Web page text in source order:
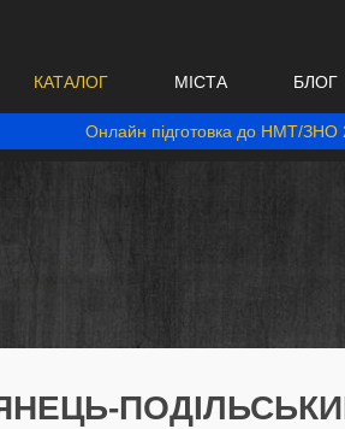
КАТАЛОГ МІСТА БЛОГ
Онлайн підготовка до НМТ/ЗНО